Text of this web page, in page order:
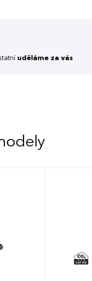
uděláme za vás